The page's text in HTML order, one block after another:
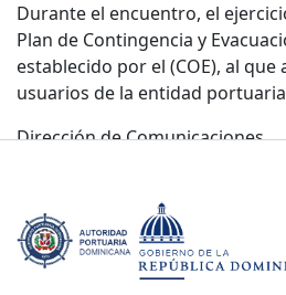
Durante el encuentro, el
Plan de Contingencia y
establecido por el (COE), al
usuarios de la entidad
Dirección de Comunicaciones